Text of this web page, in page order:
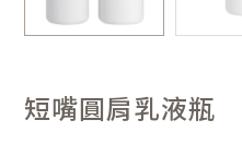
短嘴圓肩乳液瓶